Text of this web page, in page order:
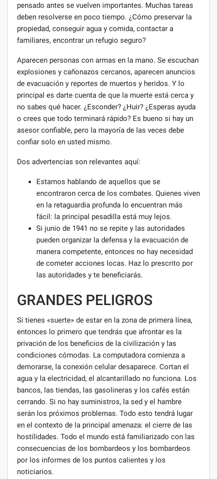
pensado antes se vuelven importantes. Muchas tareas
deben resolverse en poco tiempo. ¿Cómo preservar la
propiedad, conseguir agua y comida, contactar a
familiares, encontrar un refugio seguro?
Aparecen personas con armas en la mano. Se escuchan
explosiones y cañonazos cercanos, aparecen anuncios
de evacuación y reportes de muertos y heridos. Y lo
principal es darte cuenta de que la muerte está cerca y
no sabes qué hacer. ¿Esconder? ¿Huir? ¿Esperas ayuda
o crees que todo terminará rápido? Es bueno si hay un
asesor confiable, pero la mayoría de las veces debe
confiar solo en usted mismo.
Dos advertencias son relevantes aquí:
Estamos hablando de aquellos que se
encontraron cerca de los combates. Quienes viven
en la retaguardia profunda lo encuentran más
fácil: la principal pesadilla está muy lejos.
Si junio de 1941 no se repite y las autoridades
pueden organizar la defensa y la evacuación de
manera competente, entonces no hay necesidad
de cometer acciones locas. Haz lo prescrito por
las autoridades y te beneficiarás.
GRANDES PELIGROS
Si tienes «suerte» de estar en la zona de primera línea,
entonces lo primero que tendrás que afrontar es la
privación de los beneficios de la civilización y las
condiciones cómodas. La computadora comienza a
demorarse, la conexión celular desaparece. Cortan el
agua y la electricidad, el alcantarillado no funciona. Los
bancos, las tiendas, las gasolineras y los cafés están
cerrando. Si no hay suministros, la sed y el hambre
serán los próximos problemas. Todo esto tendrá lugar
en el contexto de la principal amenaza: el cierre de las
hostilidades. Todo el mundo está familiarizado con las
consecuencias de los bombardeos y los bombardeos
por los informes de los puntos calientes y los
noticiarios.